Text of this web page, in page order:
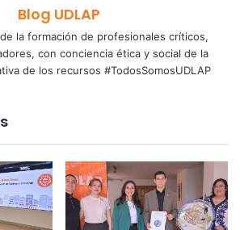
Blog UDLAP
la formación de profesionales críticos,
con conciencia ética y social de la
de los recursos #TodosSomosUDLAP